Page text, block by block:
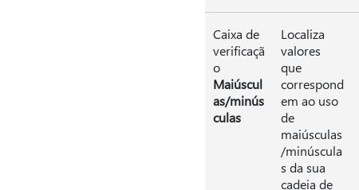
Caixa de
verificaçã
o
Maiúscul
as/minús
culas
Localiza
valores
que
correspond
em ao uso
de
maiúsculas
/minúscula
s da sua
cadeia de